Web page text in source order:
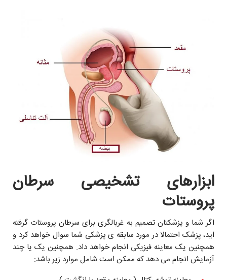
ابزارهای تشخیصی سرطان
پروستات
اگر شما و پزشکتان تصمیم به غربالگری برای سرطان پروستات گرفته
ايد، پزشک احتمالا در مورد سابقه ى پزشکى شما سوال خواهد کرد و
همچنين یک معاینه فیزیکی انجام خواهد داد. همچنین یک یا چند
آزمایش انجام می دهد که ممکن است شامل موارد زیر باشد: